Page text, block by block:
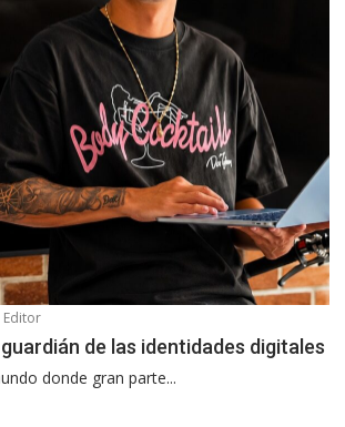
Editor
de las identidades digitales
donde gran parte...